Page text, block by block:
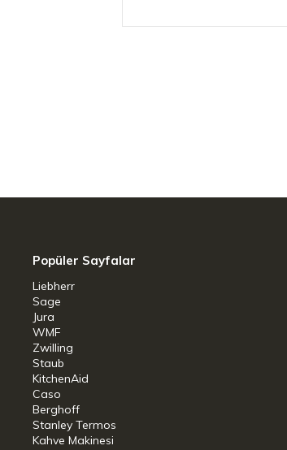
BPA içermeyen
Solingen'de geliştirilen
doğrama sağlar ve
bıçak, güçlü 1800 watt
koordine edilmiş
Özellikle sessiz
En iyi ezme
7 otomatik
Popüler Sayfalar
Liebherr
Sage
Jura
WMF
Zwilling
Staub
KitchenAid
Caso
Berghoff
Stanley Termos
Kahve Makinesi